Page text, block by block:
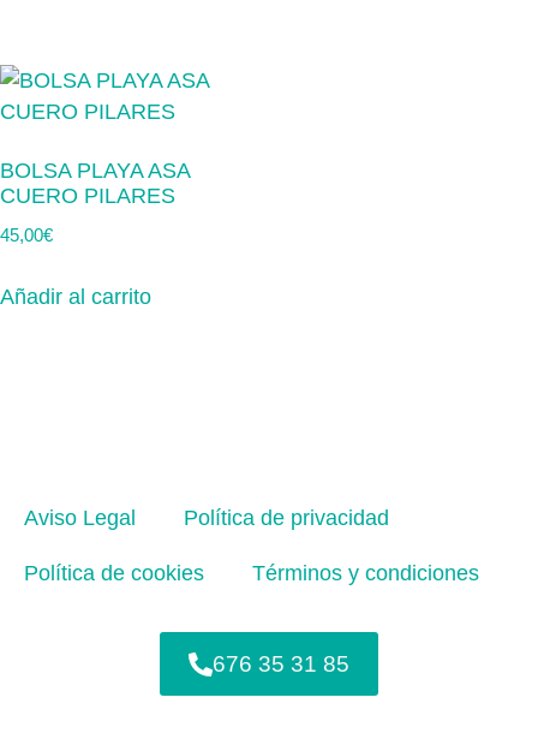
BOLSA PLAYA ASA
CUERO PILARES
45,00€
Añadir al carrito
Aviso Legal Política de privacidad
Política de cookies Términos y condiciones
676 35 31 85